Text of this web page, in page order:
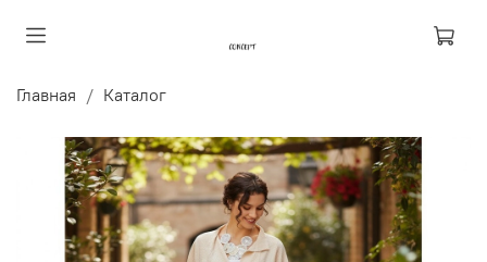
Главная Каталог